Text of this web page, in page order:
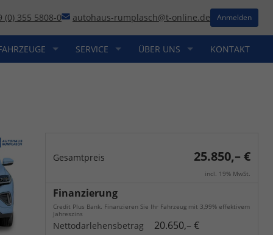
(0) 355 5808-0 autohaus-rumplasch@t-online.de Anmelden
SERVICE ÜBER UNS KONTAKT
Gesamtpreis 25.850,– €
incl. 19% MwSt.
Finanzierung
Credit Plus Bank. Finanzieren Sie Ihr Fahrzeug mit 3,99% effektivem
Jahreszins
Nettodarlehensbetrag 20.650,– €